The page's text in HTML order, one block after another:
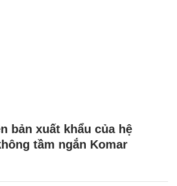
bản xuất khẩu của hệ
tầm ngắn Komar